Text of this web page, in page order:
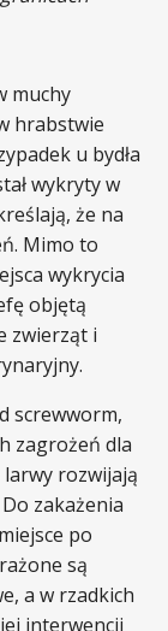
muchy
hrabstwie
u bydła
wykryty w
że na
Mimo to
wykrycia
objętą
zwierząt i
screwworm,
zagrożeń dla
larwy rozwijają
zakażenia
po
są
a w rzadkich
interwencji